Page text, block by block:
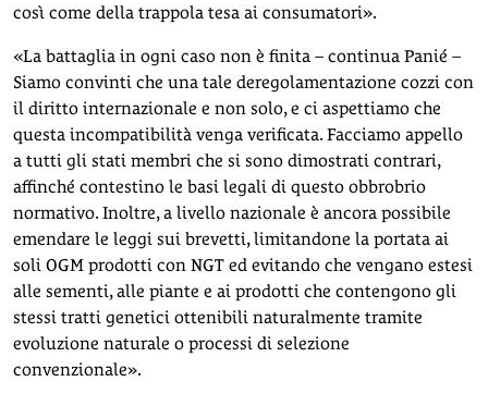
così come della trappola tesa ai consumatori».
«La battaglia in ogni caso non è finita – continua Panié –
Siamo convinti che una tale deregolamentazione cozzi con
il diritto internazionale e non solo, e ci aspettiamo che
questa incompatibilità venga verificata. Facciamo appello
a tutti gli stati membri che si sono dimostrati contrari,
affinché contestino le basi legali di questo obbrobrio
normativo. Inoltre, a livello nazionale è ancora possibile
emendare le leggi sui brevetti, limitandone la portata ai
soli OGM prodotti con NGT ed evitando che vengano estesi
alle sementi, alle piante e ai prodotti che contengono gli
stessi tratti genetici ottenibili naturalmente tramite
evoluzione naturale o processi di selezione
convenzionale».